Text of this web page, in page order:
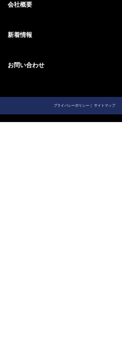
会社概要
新着情報
お問い合わせ
プライバシーポリシー サイトマップ